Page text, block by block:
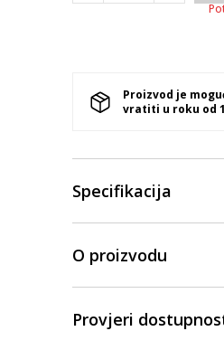
Proizvod je
vratiti u roku od
Specifikacija
O proizvodu
Provjeri